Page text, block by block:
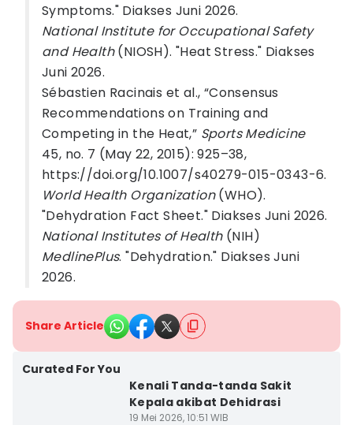
Symptoms." Diakses Juni 2026.
National Institute for Occupational Safety
and Health(NIOSH). "Heat Stress." Diakses
Juni 2026.
Sébastien Racinais et al., “Consensus
Recommendations on Training and
Competing in the Heat,” Sports Medicine
45, no. 7 (May 22, 2015): 925–38,
https://doi.org/10.1007/s40279-015-0343-6.
World Health Organization(WHO).
"Dehydration Fact Sheet." Diakses Juni 2026.
National Institutes of Health(NIH)
MedlinePlus. "Dehydration." Diakses Juni
2026.
Share Article
Curated For You
Kenali Tanda-tanda Sakit
Kepala akibat Dehidrasi
19 Mei 2026, 10:51 WIB